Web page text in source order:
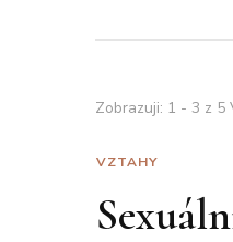
Zobrazuji: 1 - 3 z 5
VZTAHY